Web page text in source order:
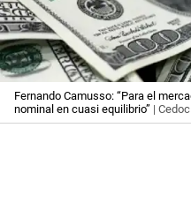
Fernando Camusso: “Para el
nominal en cuasi equilibrio” | Cedoc